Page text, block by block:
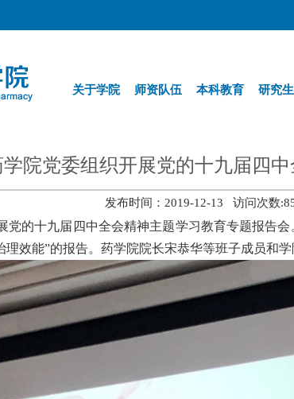
关于学院 师资队伍 本科教育 研究
学院党委组织开展党的十九届四
发布时间：2019-12-13 访问次数:
党的十九届四中全会精神主题学习教育专题报告
效能”的报告。 药学院院长宋恭华等班子成员和